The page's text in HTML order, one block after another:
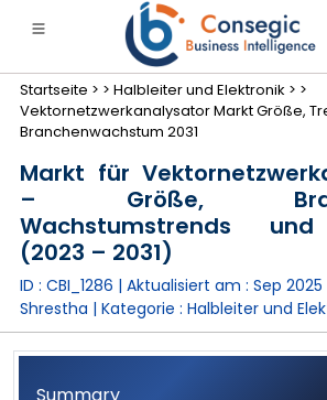
Finanzdienstleistungen
• Konsumgüter •
Startseite > > Halbleiter und Elektronik > >
Vektornetzwerkanalysator Markt Größe,
Branchenwachstum 2031
Markt für
– Größe,
Wachstumstrends
(2023 – 2031)
ID : CBI_1286 | Aktualisiert am : Sep 2025
Shrestha | Kategorie : Halbleiter und